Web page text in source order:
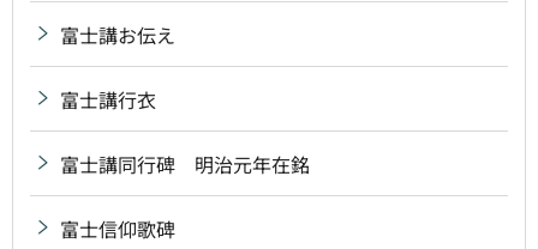
富士講お伝え
富士講行衣
富士講同行碑 明治元年在銘
富士信仰歌碑